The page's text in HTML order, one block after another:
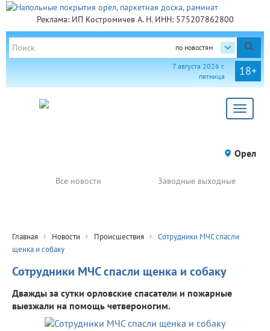
Реклама: ИП Костромичев А. Н. ИНН: 575207862800
по новостям
18+
7 августа 2026 г.
пятница
Toggle
Орел
Все новости Заводные выходные
Главная Новости Происшествия
Сотрудники МЧС спасли
щенка и собаку
Сотрудники МЧС спасли щенка и собаку
Дважды за сутки орловские спасатели и пожарные
выезжали на помощь четвероногим.